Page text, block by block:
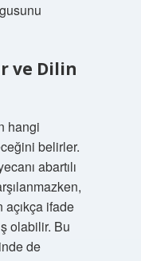
ve Dilin
hangi
belirler.
abartılı
açıkça ifade
olabilir. Bu
de